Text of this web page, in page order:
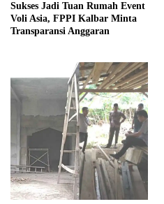
Sukses Jadi Tuan Rumah Event
Voli Asia, FPPI Kalbar Minta
Transparansi Anggaran